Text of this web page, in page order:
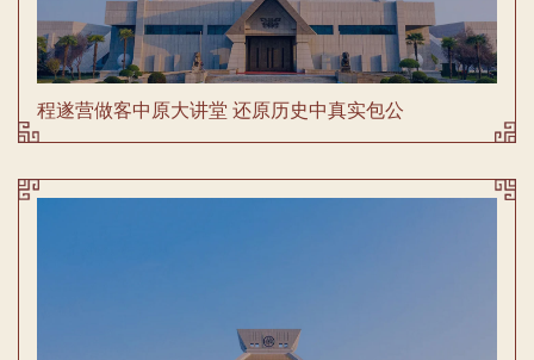
程遂营做客中原大讲堂 还原历史中真实包公